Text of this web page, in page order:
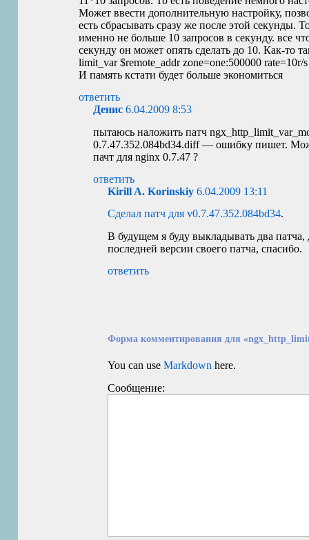
Может ввести дополнительную настройку,
есть сбрасывать сразу же после этой секунды.
именно не больше 10 запросов в секунду. все
секунду он может опять сделать до 10. Как-то
limit_var $remote_addr zone=one:500000 rate=10r/
И память кстати будет больше экономиться
ответить
Денис 6.04.2009 8:53
пытаюсь наложить патч
0.7.47.352.084bd34.diff — ошибку пишет.
пачт для nginx 0.7.47 ?
ответить
Kirill A. Korinskiy 6.04.2009 13:11
Сделал патч для v0.7.47.352.084bd34.
В будущем я буду выкладывать два
последней версии своего патча, спасибо.
ответить
Форма комментирования для
You can use Markdown here.
Сообщение: